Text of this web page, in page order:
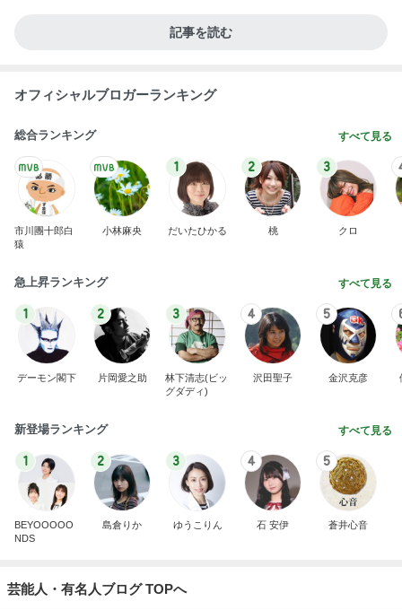
記事を読む
オフィシャルブロガーランキング
総合ランキング すべて見る
市川團十郎白
猿
小林麻央
1
だいたひかる
2
桃
3
クロ
急上昇ランキング すべて見る
1
デーモン閣下
2
片岡愛之助
3
林下清志(ビッ
グダディ)
4
沢田聖子
5
金沢克彦
新登場ランキング すべて見る
1
BEYOOOOO
NDS
2
島倉りか
3
ゆうこりん
4
石 安伊
5
蒼井心音
芸能人・有名人ブログ TOPへ